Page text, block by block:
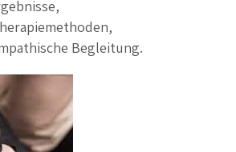
Begleitung.